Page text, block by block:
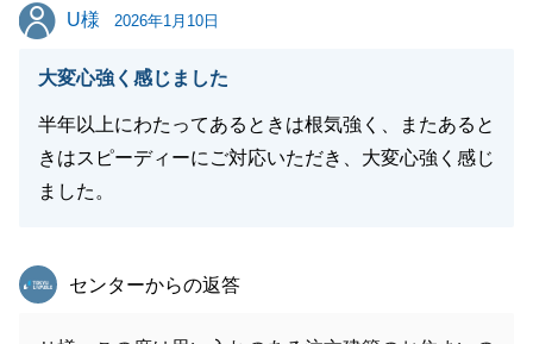
U様
U様 2026年1月10日
大変心強く感じました
半年以上にわたってあるときは根気強く、またあると
きはスピーディーにご対応いただき、大変心強く感じ
ました。
東急リバブル
センターからの返答